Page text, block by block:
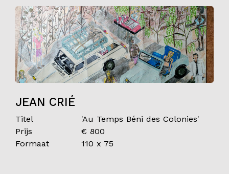
JEAN CRIÉ
Titel
'Au Temps Béni des Colonies'
Prijs
€ 800
Formaat
110 x 75